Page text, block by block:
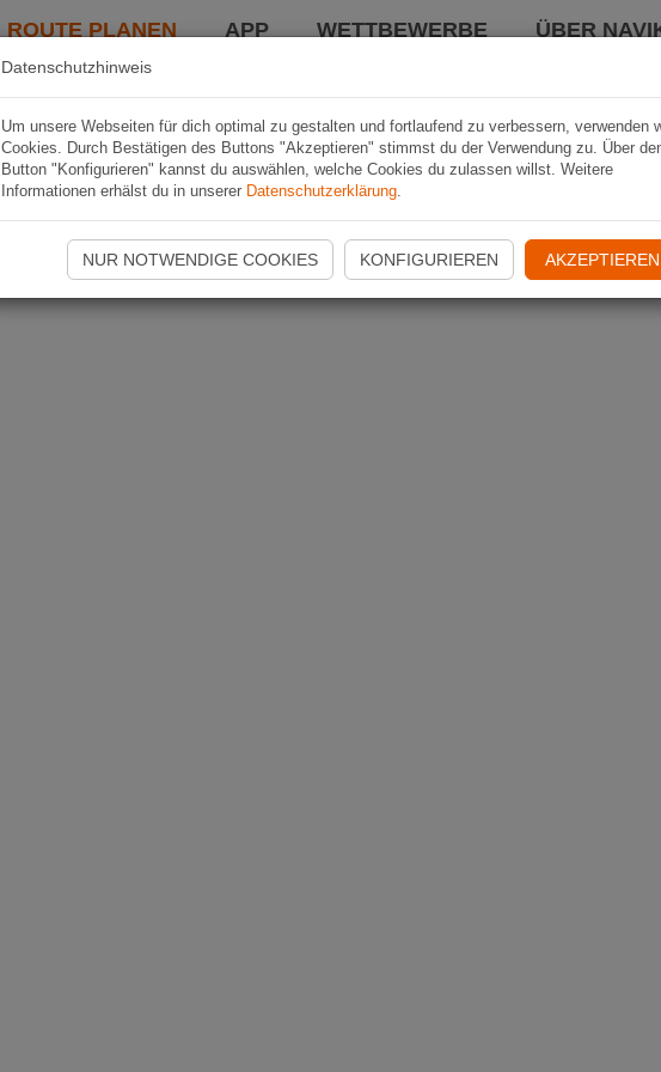
ROUTE PLANEN APP WETTBEWERBE ÜBER
Datenschutzhinweis
Um unsere Webseiten für dich optimal zu gestalten und fortlaufend zu verbessern, verwenden
Cookies. Durch Bestätigen des Buttons "Akzeptieren" stimmst du der Verwendung zu. Über
Button "Konfigurieren" kannst du auswählen, welche Cookies du zulassen willst. Weitere
Informationen erhälst du in unserer Datenschutzerklärung.
NUR NOTWENDIGE COOKIES KONFIGURIEREN AKZEPTIEREN